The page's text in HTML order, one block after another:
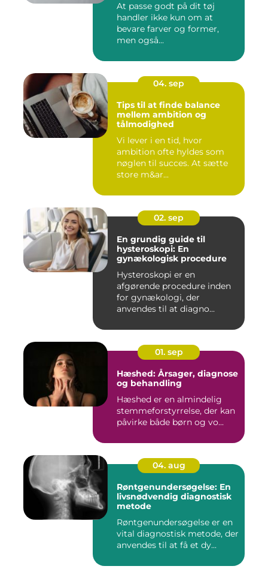
At passe godt på dit tøj
handler ikke kun om at
bevare farver og former,
men også...
04. sep
Tips til at finde balance
mellem ambition og
tålmodighed
Vi lever i en tid, hvor
ambition ofte hyldes som
nøglen til succes. At sætte
store m&ar...
02. sep
En grundig guide til
hysteroskopi: En
gynækologisk procedure
Hysteroskopi er en
afgørende procedure inden
for gynækologi, der
anvendes til at diagno...
01. sep
Hæshed: Årsager, diagnose
og behandling
Hæshed er en almindelig
stemmeforstyrrelse, der kan
påvirke både børn og vo...
04. aug
Røntgenundersøgelse: En
livsnødvendig diagnostisk
metode
Røntgenundersøgelse er en
vital diagnostisk metode, der
anvendes til at få et dy...